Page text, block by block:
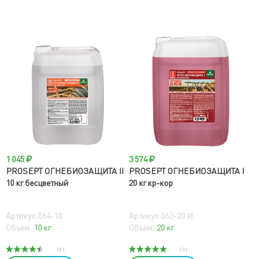
1 045
PROSEPT ОГНЕБИОЗАЩИТА II
10 кг бесцветный
Артикул:064-10
Объем: 10 кг
( 5 )
3 574
PROSEPT ОГНЕБИОЗАЩИТА I
20 кг кр-кор
Артикул:063-20 И
Объем: 20 кг
( 3 )